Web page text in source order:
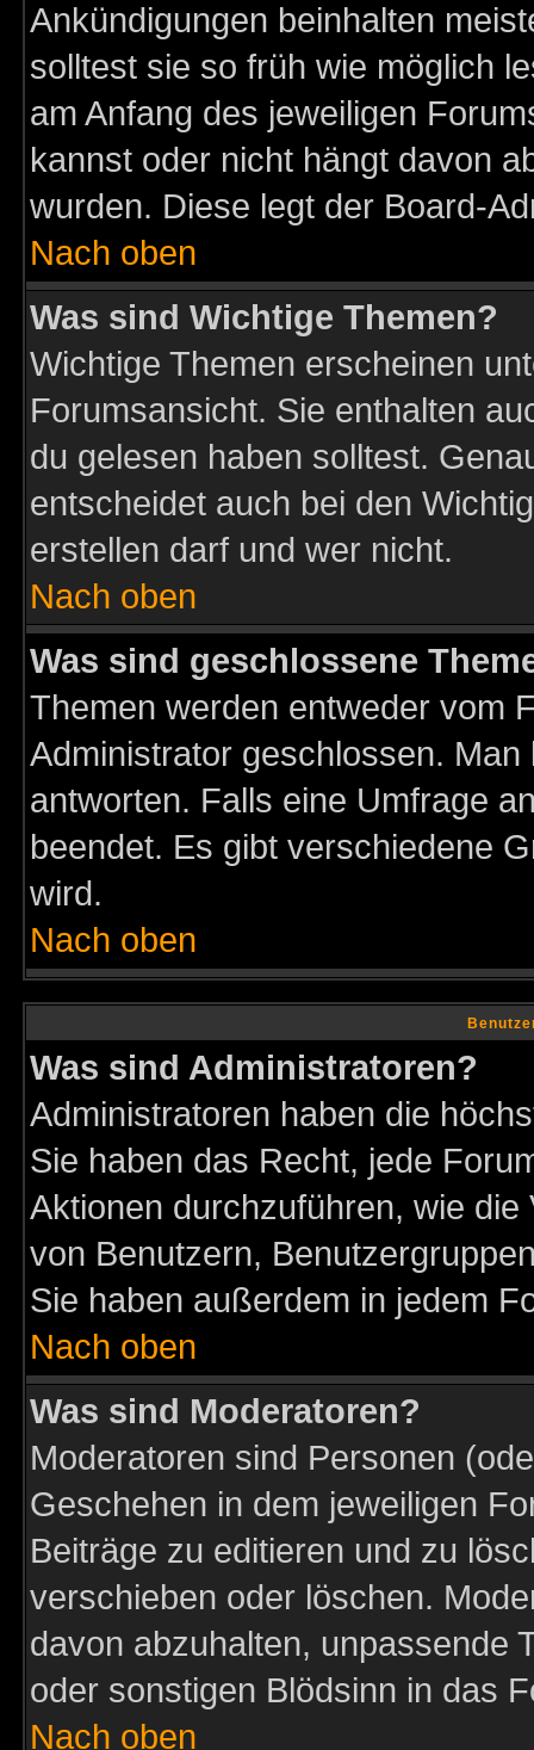
Ankündigungen beinhalten
solltest sie so früh wie möglich
am Anfang des jeweiligen
kannst oder nicht hängt davon
wurden. Diese legt der Board-
Nach oben
Was sind Wichtige Themen?
Wichtige Themen erscheinen
Forumsansicht. Sie enthalten
du gelesen haben solltest.
entscheidet auch bei den
erstellen darf und wer nicht.
Nach oben
Was sind geschlossene
Themen werden entweder vom
Administrator geschlossen.
antworten. Falls eine Umfrage
beendet. Es gibt verschiedene
wird.
Nach oben
Was sind Administratoren?
Administratoren haben die
Sie haben das Recht, jede
Aktionen durchzuführen, wie
von Benutzern,
Sie haben außerdem in jedem
Nach oben
Was sind Moderatoren?
Moderatoren sind Personen
Geschehen in dem jeweiligen
Beiträge zu editieren und zu
verschieben oder löschen.
davon abzuhalten, unpassende
oder sonstigen Blödsinn in das
Nach oben